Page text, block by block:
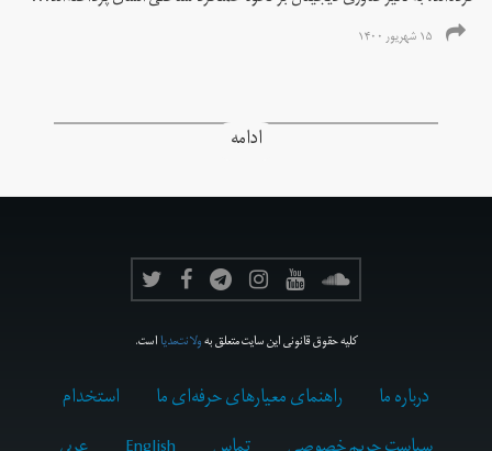
۱۵ شهریور ۱۴۰۰
ادامه
کلیه حقوق قانونی این سایت متعلق بهولانت‌مدیااست.
درباره ما راهنمای معیارهای حرفه‌ای ما
استخدام